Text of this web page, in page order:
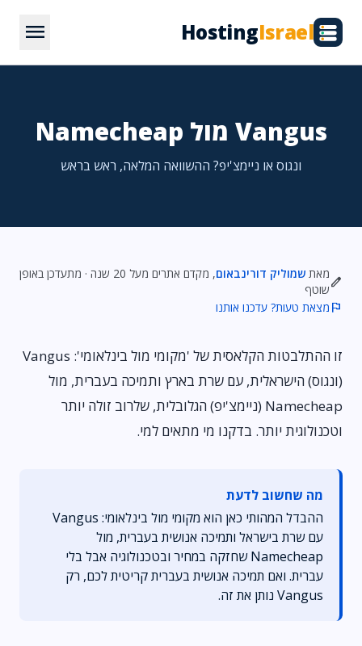
HostingIsrael
menu
Vangus מול Namecheap
ונגוס או ניימצ'יפ? ההשוואה המלאה, ראש בראש
edit
מאת שמוליק דורינבאום
, מקדם אתרים מעל 20 שנה · מתעדכן באופן
שוטף
flag מצאת טעות? עדכנו אותנו
זו ההתלבטות הקלאסית של 'מקומי מול בינלאומי': Vangus
(ונגוס) הישראלית, עם שרת בארץ ותמיכה בעברית, מול
Namecheap (ניימצ'יפ) הגלובלית, שלרוב זולה יותר
וטכנולוגית יותר. בדקנו מי מתאים למי.
מה שחשוב לדעת
ההבדל המהותי כאן הוא מקומי מול בינלאומי: Vangus
עם שרת בישראל ותמיכה אנושית בעברית, מול
Namecheap שחזקה במחיר ובטכנולוגיה אבל בלי
עברית. ואם תמיכה אנושית בעברית קריטית לכם, רק
Vangus נותן את זה.